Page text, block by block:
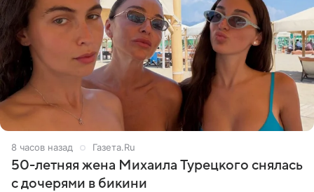
8 часов назад Газета.Ru
50-летняя жена Михаила Турецкого снялась
с дочерями в бикини